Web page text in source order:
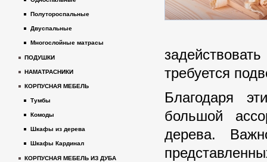
требуется
Благодаря
большой
дерева.
Полутороспальные
Двуспальные
Многослойные матрасы
ПОДУШКИ
НАМАТРАСНИКИ
КОРПУСНАЯ МЕБЕЛЬ
Тумбы
Комоды
Шкафы из дерева
Шкафы Кардинал
КОРПУСНАЯ МЕБЕЛЬ ИЗ ДУБА